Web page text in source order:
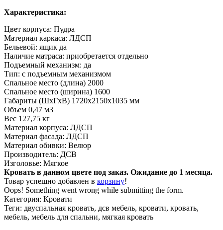
Характеристика:
Цвет корпуса: Пудра
Материал каркаса: ЛДСП
Бельевой: ящик да
Наличие матраса: приобретается отдельно
Подъемный механизм: да
Тип: с подъемным механизмом
Спальное место (длина) 2000
Спальное место (ширина) 1600
Габариты (ШхГхВ) 1720x2150x1035 мм
Объем 0,47 м3
Вес 127,75 кг
Материал корпуса: ЛДСП
Материал фасада: ЛДСП
Материал обивки: Велюр
Производитель: ДСВ
Изголовье: Мягкое
Кровать в данном цвете под заказ. Ожидание до 1 месяца.
Товар успешно добавлен в корзину!
Oops! Something went wrong while submitting the form.
Категория: Кровати
Теги: двуспальная кровать, дсв мебель, кровати, кровать,
мебель, мебель для спальни, мягкая кровать